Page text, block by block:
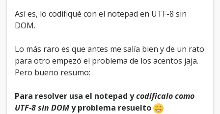
Así es, lo codifiqué con el notepad en UTF-8 sin
DOM.
Lo más raro es que antes me salía bien y de un rato
para otro empezó el problema de los acentos jaja.
Pero bueno resumo:
Para resolver usa el notepad ycodificalo como
UTF-8 sin DOMy problema resuelto